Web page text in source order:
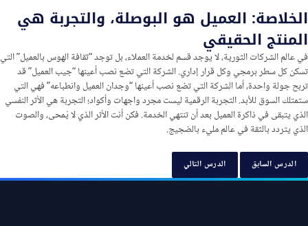
الخلاصة: العميل هو البوصلة، والتجربة هي
المنتج الحقيقي
في عالم الشركات الثورية، لا يوجد قسم لخدمة العملاء، بل توجد “ثقافة الهوس بالعميل” التي
تسكن كل سطر برمجي وكل قرار إداري. الشركة التي تضع نصب أعينها “جيب العميل” قد
تربح جولة واحدة، أما الشركة التي تضع نصب أعينها “وجدان العميل وانطباعه” فهي التي
ستمتلك السوق للأبد. التجربة الرقمية ليست مجرد واجهات وأكواد؛ التجربة هي الأثر النفسي
الذي يتبقى في ذاكرة العميل بعد أن تنتهي الخدمة. فكن أنت الأثر الذي لا يُمحى، والصوت
الذي يتردد بالثقة في عالم مليء بالضجيج.
الدرس السابق الدرس التالي